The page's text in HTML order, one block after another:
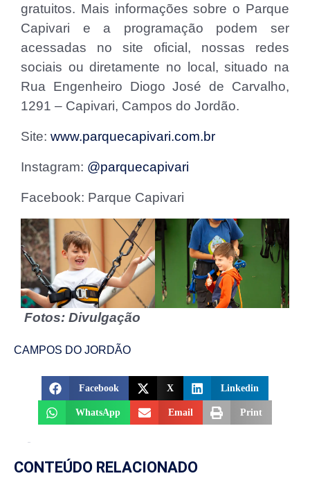
gratuitos. Mais informações sobre o Parque
Capivari e a programação podem ser
acessadas no site oficial, nossas redes
sociais ou diretamente no local, situado na
Rua Engenheiro Diogo José de Carvalho,
1291 – Capivari, Campos do Jordão.
Site: www.parquecapivari.com.br
Instagram: @parquecapivari
Facebook: Parque Capivari
Fotos: Divulgação
CAMPOS DO JORDÃO
Facebook X Linkedin
WhatsApp Email Print
CONTEÚDO RELACIONADO